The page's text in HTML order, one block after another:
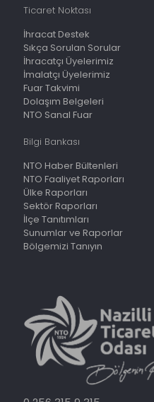
Ticaret Noktası
İhracat Destek
Sıkça Sorulan Sorular
İhracatçı Üyelerimiz
İmalatçı Üyelerimiz
Fuar Takvimi
Dolaşım Belgeleri
NTO Sanal Fuar
Bilgi Bankası
NTO Haber Bültenleri
NTO Faaliyet Raporları
Ülke Raporları
Sektör Raporları
İlçe Tanıtımları
Sunumlar ve Raporlar
Bölgemizi Tanıyın